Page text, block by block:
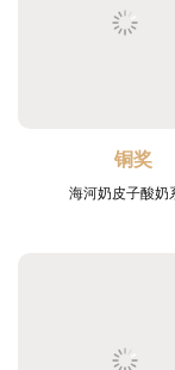
铜奖
海河奶皮子酸奶